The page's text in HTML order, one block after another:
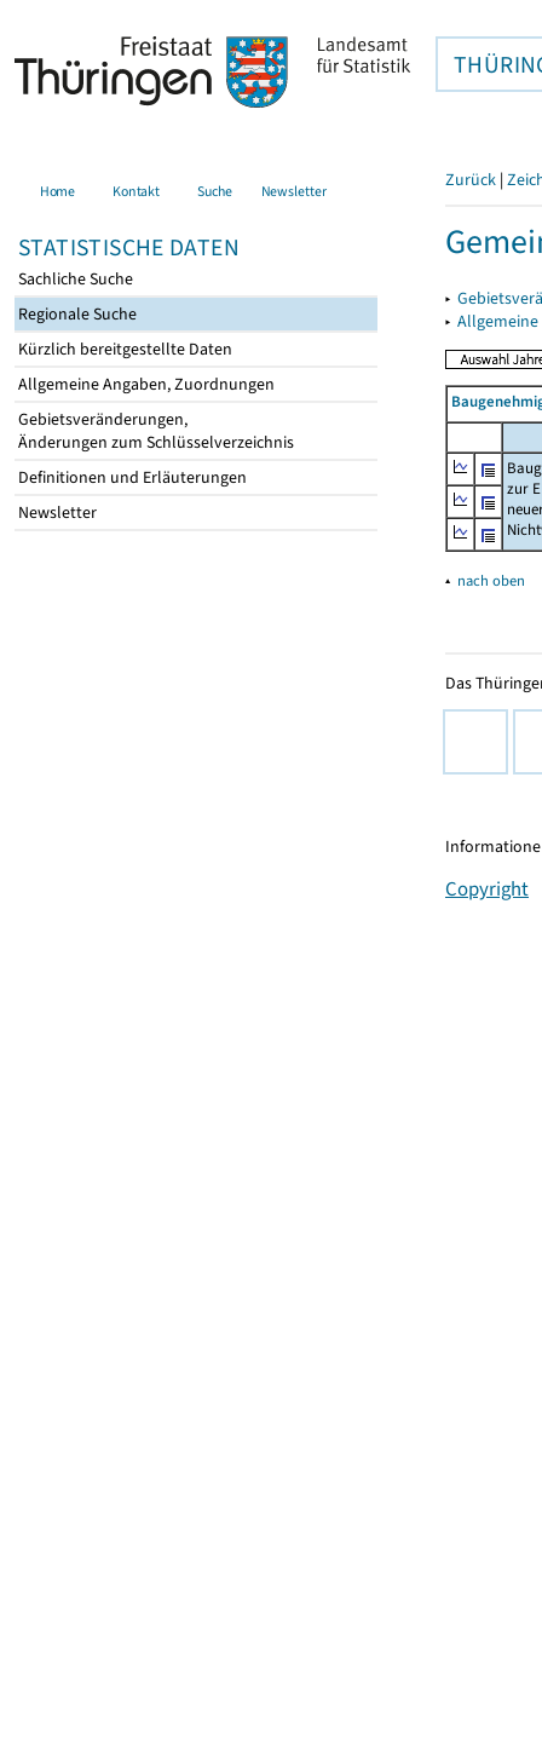
Home Kontakt Suche Newsletter
STATISTISCHE DATEN
Sachliche Suche
Regionale Suche
Kürzlich bereitgestellte Daten
Allgemeine Angaben, Zuordnungen
Gebietsveränderungen,
Änderungen zum Schlüsselverzeichnis
Definitionen und Erläuterungen
Newsletter
Zurück |
▸
▸
zur
▴ nach oben
Das
Copyright